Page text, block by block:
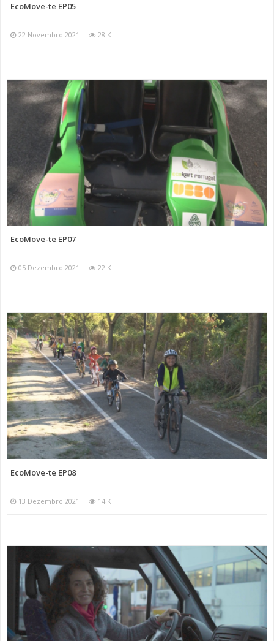
EcoMove-te EP05
22 Novembro 2021 28 K
EcoMove-te EP07
05 Dezembro 2021 22 K
EcoMove-te EP08
13 Dezembro 2021 14 K